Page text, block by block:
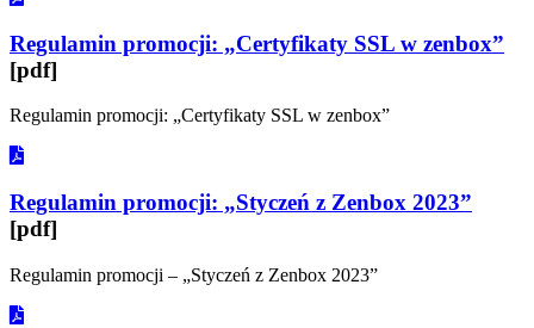
Regulamin promocji: „Certyfikaty SSL w zenbox”
[pdf]
Regulamin promocji: „Certyfikaty SSL w zenbox”
Regulamin promocji: „Styczeń z Zenbox 2023”
[pdf]
Regulamin promocji – „Styczeń z Zenbox 2023”